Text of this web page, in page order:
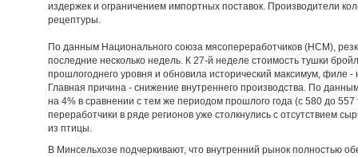
издержек и ограничением импортных поставок. Производители
рецептуры.
По данным Национального союза мясопереработчиков (НСМ),
последние несколько недель. К 27-й неделе стоимость тушки
прошлогоднего уровня и обновила исторический максимум, филе -
Главная причина - снижение внутреннего производства. По
на 4% в сравнении с тем же периодом прошлого года (с 580 до
переработчики в ряде регионов уже столкнулись с отсутствием
из птицы.
В Минсельхозе подчеркивают, что внутренний рынок полностью